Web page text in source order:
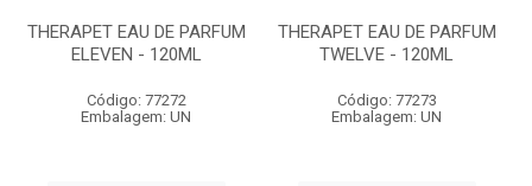
THERAPET EAU DE PARFUM
ELEVEN - 120ML
Código: 77272
Embalagem: UN
THERAPET EAU DE PARFUM
TWELVE - 120ML
Código: 77273
Embalagem: UN